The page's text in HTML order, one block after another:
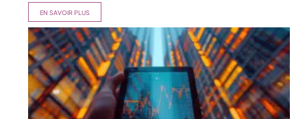
EN SAVOIR PLUS